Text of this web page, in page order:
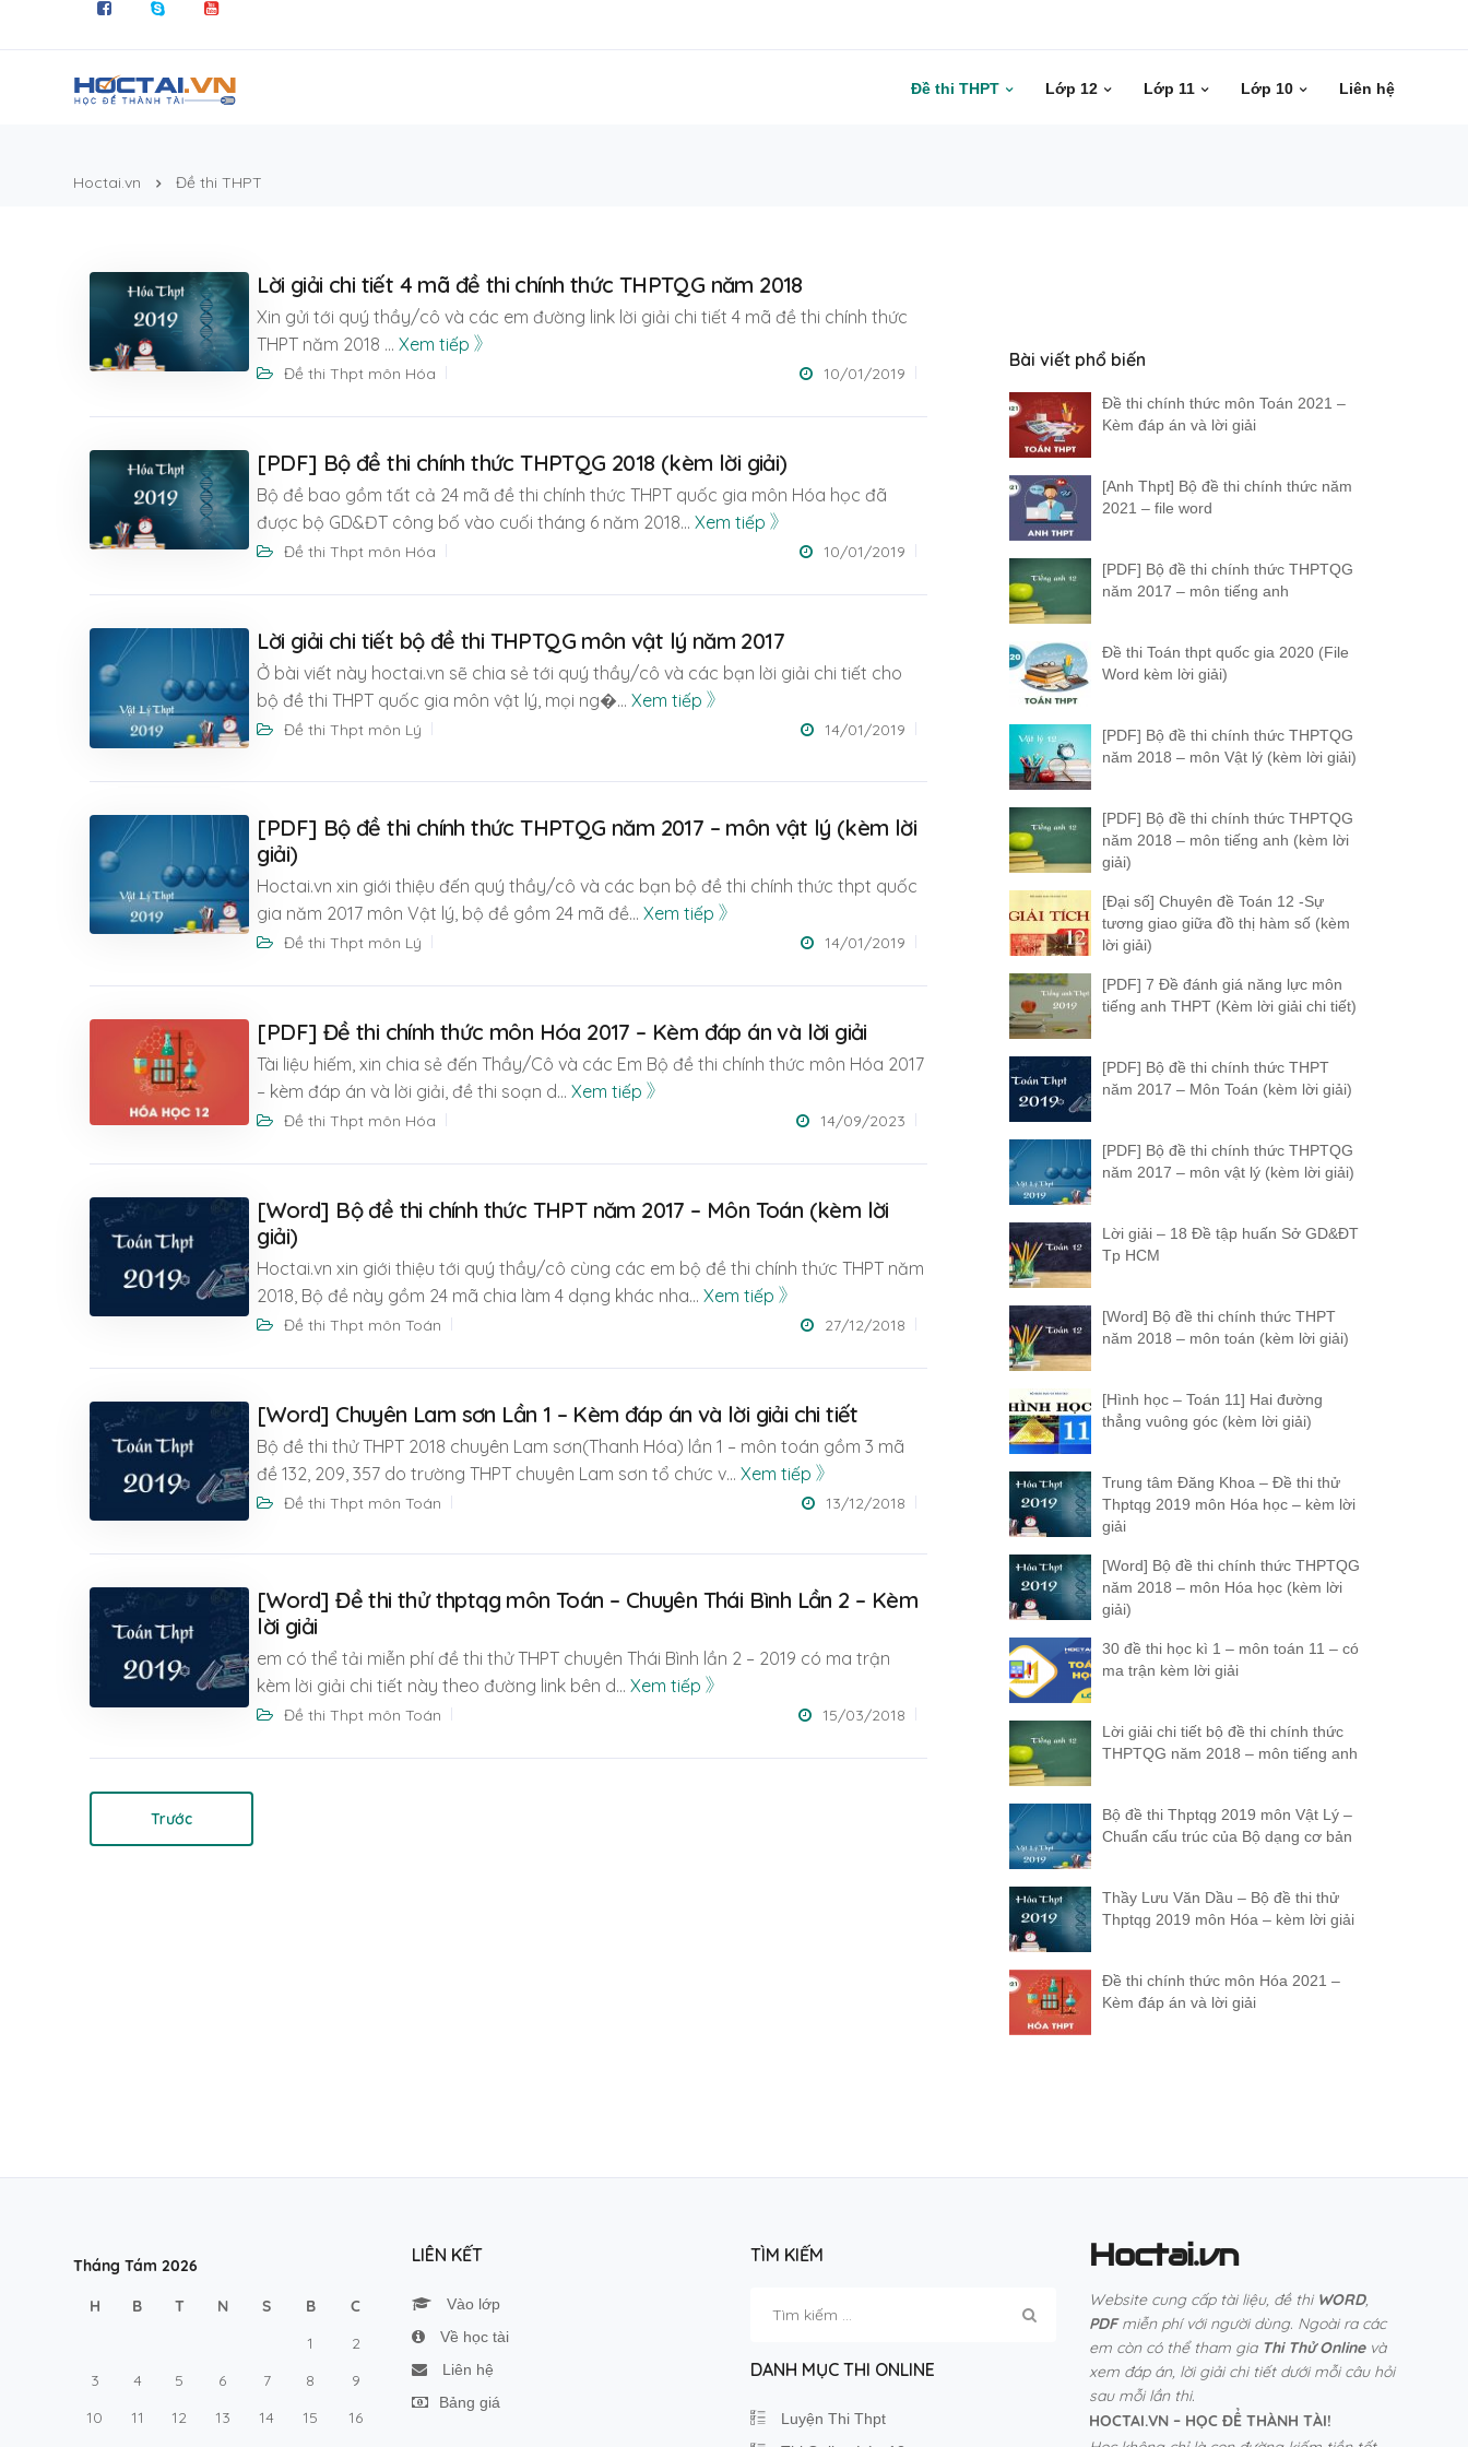
Đề thi THPT Lớp 12 Lớp 11 Lớp 10 Liên hệ
Hoctai.vn Đề thi THPT
Lời giải chi tiết 4 mã đề thi chính thức THPTQG năm 2018
Xin gửi tới quý thầy/cô và các em đường link lời giải chi tiết 4 mã đề thi chính thức
THPT năm 2018 ... Xem tiếp
Đề thi Thpt môn Hóa 10/01/2019
[PDF] Bộ đề thi chính thức THPTQG 2018 (kèm lời giải)
Bộ đề bao gồm tất cả 24 mã đề thi chính thức THPT quốc gia môn Hóa học đã
được bộ GD&ĐT công bố vào cuối tháng 6 năm 2018... Xem tiếp
Đề thi Thpt môn Hóa 10/01/2019
Lời giải chi tiết bộ đề thi THPTQG môn vật lý năm 2017
Ở bài viết này hoctai.vn sẽ chia sẻ tới quý thầy/cô và các bạn lời giải chi tiết cho
bộ đề thi THPT quốc gia môn vật lý, mọi ng�... Xem tiếp
Đề thi Thpt môn Lý 14/01/2019
[PDF] Bộ đề thi chính thức THPTQG năm 2017 – môn vật lý (kèm lời
giải)
Hoctai.vn xin giới thiệu đến quý thầy/cô và các bạn bộ đề thi chính thức thpt quốc
gia năm 2017 môn Vật lý, bộ đề gồm 24 mã đề... Xem tiếp
Đề thi Thpt môn Lý 14/01/2019
[PDF] Đề thi chính thức môn Hóa 2017 – Kèm đáp án và lời giải
Tài liệu hiếm, xin chia sẻ đến Thầy/Cô và các Em Bộ đề thi chính thức môn Hóa 2017
– kèm đáp án và lời giải, đề thi soạn d... Xem tiếp
Đề thi Thpt môn Hóa 14/09/2023
[Word] Bộ đề thi chính thức THPT năm 2017 – Môn Toán (kèm lời
giải)
Hoctai.vn xin giới thiệu tới quý thầy/cô cùng các em bộ đề thi chính thức THPT năm
2018, Bộ đề này gồm 24 mã chia làm 4 dạng khác nha... Xem tiếp
Đề thi Thpt môn Toán 27/12/2018
[Word] Chuyên Lam sơn Lần 1 – Kèm đáp án và lời giải chi tiết
Bộ đề thi thử THPT 2018 chuyên Lam sơn(Thanh Hóa) lần 1 – môn toán gồm 3 mã
đề 132, 209, 357 do trường THPT chuyên Lam sơn tổ chức v... Xem tiếp
Đề thi Thpt môn Toán 13/12/2018
[Word] Đề thi thử thptqg môn Toán – Chuyên Thái Bình Lần 2 – Kèm
lời giải
em có thể tải miễn phí đề thi thử THPT chuyên Thái Bình lần 2 – 2019 có ma trận
kèm lời giải chi tiết này theo đường link bên d... Xem tiếp
Đề thi Thpt môn Toán 15/03/2018
Trước
Bài viết phổ biến
Đề thi chính thức môn Toán 2021 –
Kèm đáp án và lời giải
[Anh Thpt] Bộ đề thi chính thức năm
2021 – file word
[PDF] Bộ đề thi chính thức THPTQG
năm 2017 – môn tiếng anh
Đề thi Toán thpt quốc gia 2020 (File
Word kèm lời giải)
[PDF] Bộ đề thi chính thức THPTQG
năm 2018 – môn Vật lý (kèm lời giải)
[PDF] Bộ đề thi chính thức THPTQG
năm 2018 – môn tiếng anh (kèm lời
giải)
[Đại số] Chuyên đề Toán 12 -Sự
tương giao giữa đồ thị hàm số (kèm
lời giải)
[PDF] 7 Đề đánh giá năng lực môn
tiếng anh THPT (Kèm lời giải chi tiết)
[PDF] Bộ đề thi chính thức THPT
năm 2017 – Môn Toán (kèm lời giải)
[PDF] Bộ đề thi chính thức THPTQG
năm 2017 – môn vật lý (kèm lời giải)
Lời giải – 18 Đề tập huấn Sở GD&ĐT
Tp HCM
[Word] Bộ đề thi chính thức THPT
năm 2018 – môn toán (kèm lời giải)
[Hình học – Toán 11] Hai đường
thẳng vuông góc (kèm lời giải)
Trung tâm Đăng Khoa – Đề thi thử
Thptqg 2019 môn Hóa học – kèm lời
giải
[Word] Bộ đề thi chính thức THPTQG
năm 2018 – môn Hóa học (kèm lời
giải)
30 đề thi học kì 1 – môn toán 11 – có
ma trận kèm lời giải
Lời giải chi tiết bộ đề thi chính thức
THPTQG năm 2018 – môn tiếng anh
Bộ đề thi Thptqg 2019 môn Vật Lý –
Chuẩn cấu trúc của Bộ dạng cơ bản
Thầy Lưu Văn Dầu – Bộ đề thi thử
Thptqg 2019 môn Hóa – kèm lời giải
Đề thi chính thức môn Hóa 2021 –
Kèm đáp án và lời giải
Tháng Tám 2026
H B T N S B
C
1
2
3
4 5 6 7 8
9
10
11 12 13 14 15
16
LIÊN KẾT
Vào lớp
Về học tài
Liên hệ
Bảng giá
TÌM KIẾM
kiếm
DANH MỤC THI ONLINE
Luyện Thi Thpt
Hoctai.vn
Website cung cấp tài liệu, đề thi WORD,
PDFmiễn phí với người dùng. Ngoài ra các
em còn có thể tham gia Thi Thử Onlinevà
xem đáp án, lời giải chi tiết dưới mỗi câu hỏi
sau mỗi lần thi.
HOCTAI.VN – HỌC ĐỂ THÀNH TÀI!